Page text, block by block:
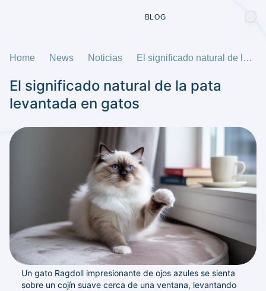
BLOG
Home News Noticias El significado natural de la pata levantada en gatos
El significado natural de la pata
levantada en gatos
Un gato Ragdoll impresionante de ojos azules se sienta
sobre un cojín suave cerca de una ventana, levantando